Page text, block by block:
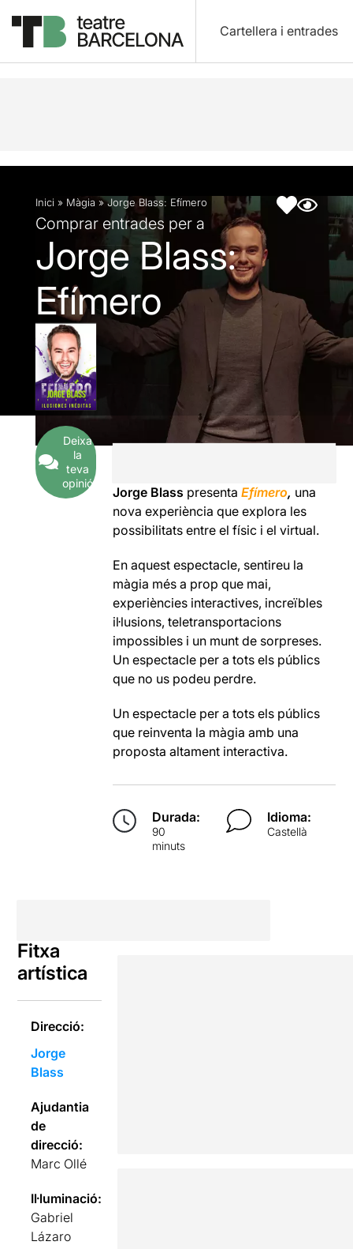
Cartellera i entrades
Descripció Fitxa artística Fotos i vídeos
Inici » Màgia »Jorge Blass: Efímero
Comprar entrades per a
Jorge Blass:
Efímero
Deixa
la
teva
opinió
Jorge Blass presentaEfímero, una
nova experiència que explora les
possibilitats entre el físic i el virtual.
En aquest espectacle, sentireu la
màgia més a prop que mai,
experiències interactives, increïbles
il·lusions, teletransportacions
impossibles i un munt de sorpreses.
Un espectacle per a tots els públics
que no us podeu perdre.
Un espectacle per a tots els públics
que reinventa la màgia amb una
proposta altament interactiva.
Durada:
90
minuts
Idioma:
Castellà
Fitxa
artística
Direcció:
Jorge
Blass
Ajudantia
de
direcció:
Marc Ollé
Il·luminació:
Gabriel
Lázaro